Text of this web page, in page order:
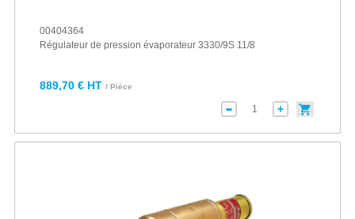
00404364
Régulateur de pression évaporateur 3330/9S 11/8
889,70 € HT / Pièce